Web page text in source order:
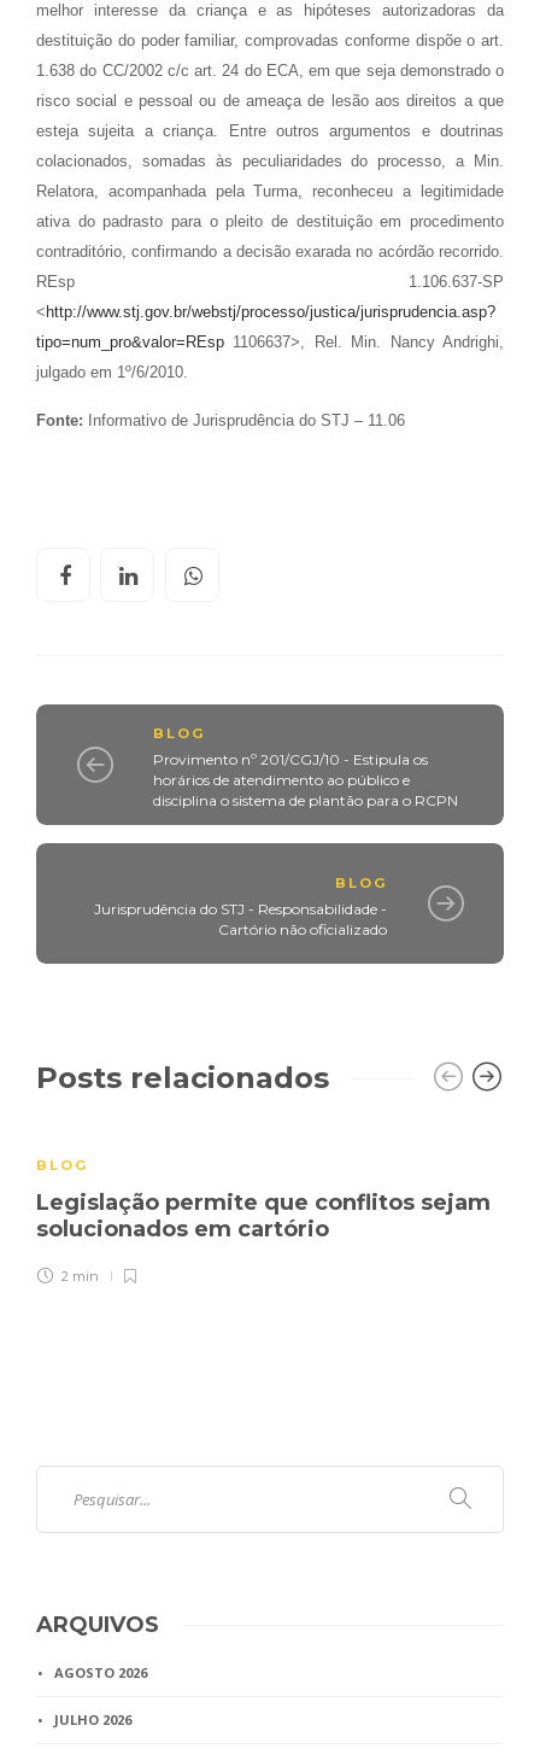
melhor interesse da criança e as hipóteses autorizadoras da
destituição do poder familiar, comprovadas conforme dispõe o art.
1.638 do CC/2002 c/c art. 24 do ECA, em que seja demonstrado o
risco social e pessoal ou de ameaça de lesão aos direitos a que
esteja sujeita a criança. Entre outros argumentos e doutrinas
colacionados, somadas às peculiaridades do processo, a Min.
Relatora, acompanhada pela Turma, reconheceu a legitimidade
ativa do padrasto para o pleito de destituição em procedimento
contraditório, confirmando a decisão exarada no acórdão recorrido.
REsp 1.106.637-SP
< http://www.stj.gov.br/webstj/processo/justica/jurisprudencia.asp?
tipo=num_pro&valor=REsp 1106637>, Rel. Min. Nancy Andrighi,
julgado em 1º/6/2010.
Fonte: Informativo de Jurisprudência do STJ – 11.06
BLOG
Provimento nº 201/CGJ/10 - Estipula os
horários de atendimento ao público e
disciplina o sistema de plantão para o RCPN
BLOG
Jurisprudência do STJ - Responsabilidade -
Cartório não oficializado
Posts relacionados
BLOG
Legislação permite que conflitos sejam
solucionados em cartório
2 min
ARQUIVOS
AGOSTO 2026
JULHO 2026